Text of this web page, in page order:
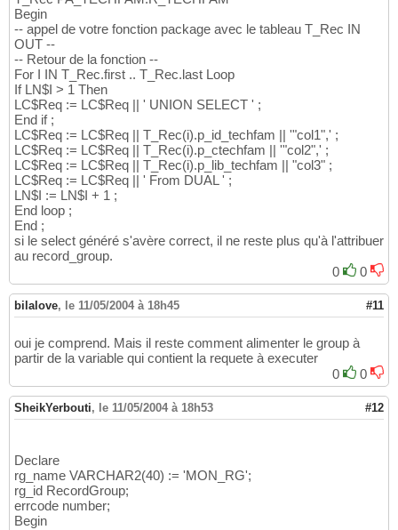
Begin
-- appel de votre fonction package avec le tableau T_Rec IN
OUT --
-- Retour de la fonction --
For I IN T_Rec.first .. T_Rec.last Loop
If LN$I > 1 Then
LC$Req := LC$Req || ' UNION SELECT ' ;
End if ;
LC$Req := LC$Req || T_Rec(i).p_id_techfam || '"col1",' ;
LC$Req := LC$Req || T_Rec(i).p_ctechfam || '"col2",' ;
LC$Req := LC$Req || T_Rec(i).p_lib_techfam || "col3" ;
LC$Req := LC$Req || ' From DUAL ' ;
LN$I := LN$I + 1 ;
End loop ;
End ;
si le select généré s'avère correct, il ne reste plus qu'à l'attribuer
au record_group.
0
0
bilalove, le 11/05/2004 à 18h45 #11
oui je comprend. Mais il reste comment alimenter le group à
partir de la variable qui contient la requete à executer
0
0
SheikYerbouti, le 11/05/2004 à 18h53 #12
Declare
rg_name VARCHAR2(40) := 'MON_RG';
rg_id RecordGroup;
errcode number;
Begin